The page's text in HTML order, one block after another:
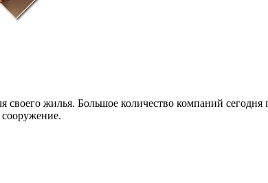
жилья. Большое количество компаний сегодня
сооружение.